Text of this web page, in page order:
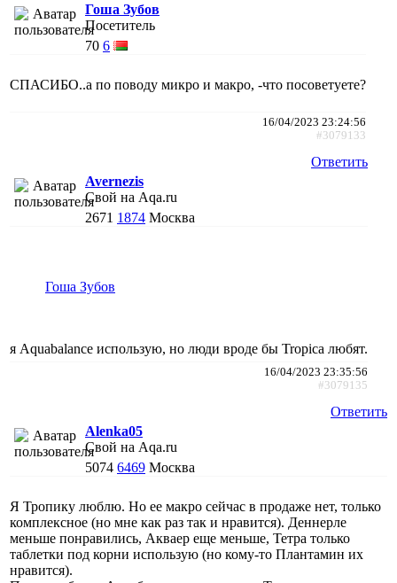
Гоша Зубов
Посетитель
70 6
СПАСИБО..а по поводу микро и макро, -что посоветуете?
16/04/2023 23:24:56
#3079133
Ответить
Avernezis
Свой на Aqa.ru
2671 1874 Москва
Гоша Зубов
я Aquabalance использую, но люди вроде бы Tropica любят.
16/04/2023 23:35:56
#3079135
Ответить
Alenka05
Свой на Aqa.ru
5074 6469 Москва
Я Тропику люблю. Но ее макро сейчас в продаже нет, только
комплексное (но мне как раз так и нравится). Деннерле
меньше понравились, Акваер еще меньше, Тетра только
таблетки под корни использую (но кому-то Плантамин их
нравится).